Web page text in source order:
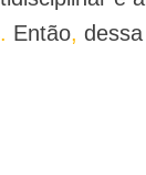
. Então,